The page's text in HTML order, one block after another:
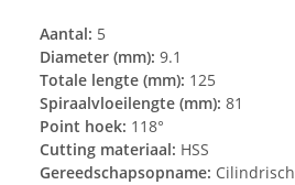
Aantal: 5
Diameter (mm): 9.1
Totale lengte (mm): 125
Spiraalvloeilengte (mm): 81
Point hoek: 118°
Cutting materiaal: HSS
Gereedschapsopname: Cilindrisch